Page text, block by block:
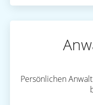
Persönlichen